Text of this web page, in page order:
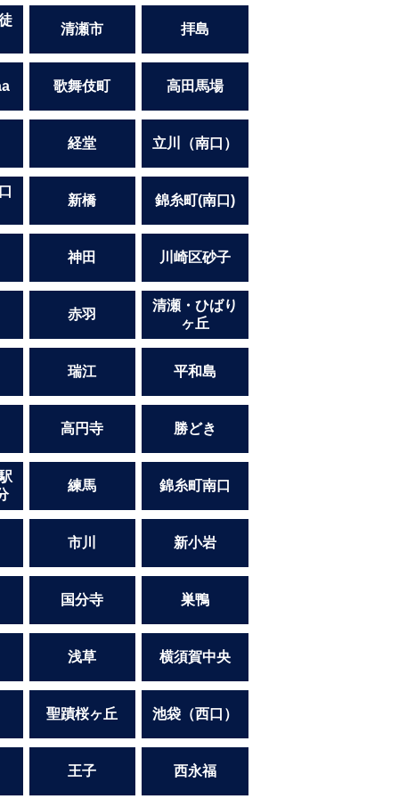
清瀬市 拝島
歌舞伎町 高田馬場
経堂 立川（南口）
新橋 錦糸町(南口)
神田 川崎区砂子
赤羽
清瀬・ひばり
ヶ丘
瑞江 平和島
高円寺 勝どき
練馬 錦糸町南口
市川 新小岩
国分寺 巣鴨
浅草 横須賀中央
聖蹟桜ヶ丘 池袋（西口）
王子 西永福